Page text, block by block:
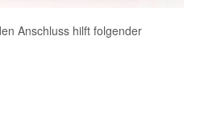
Anschluss hilft folgender